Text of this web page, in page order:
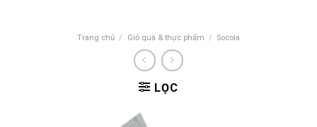
Trang chủ / Giỏ quà & thực phẩm / Socola
LỌC